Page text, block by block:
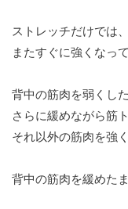
ストレッチだけでは
またすぐに強くなっ
背中の筋肉を弱くし
さらに緩めながら筋
それ以外の筋肉を強
背中の筋肉を緩めた